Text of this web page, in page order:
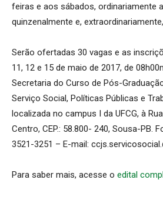
feiras e aos sábados, ordinariamente
quinzenalmente e,
Serão ofertadas 30 vagas e as
11, 12 e 15 de maio de 2017, de
Secretaria do Curso de Pós-
Serviço Social, Políticas Públicas e
localizada no campus I da UFCG, à
Centro, CEP.: 58.800- 240, Sousa-PB.
3521-3251 – E-mail:
Para saber mais, acesse o edital